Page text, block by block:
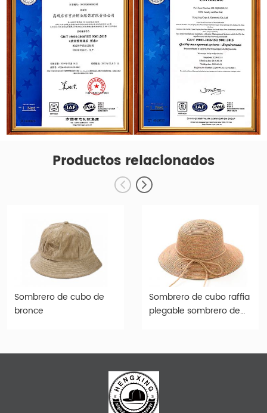
Productos relacionados
Sombrero de cubo de
bronce
Sombrero de cubo raffia
plegable sombrero de